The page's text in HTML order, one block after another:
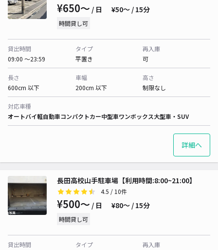
¥650〜 / 日 ¥50〜 / 15分
時間貸し可
貸出時間
09:00 〜23:59
タイプ
平置き
再入庫
可
長さ
600cm 以下
車幅
200cm 以下
高さ
制限なし
対応車種
オートバイ軽自動車コンパクトカー中型車ワンボックス大型車・SUV
詳細へ
長田高校山手駐車場【利用時間:8:00~21:00】
4.5 / 10件
¥500〜 / 日 ¥80〜 / 15分
時間貸し可
貸出時間
タイプ
再入庫